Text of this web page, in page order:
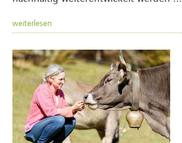
weiterlesen